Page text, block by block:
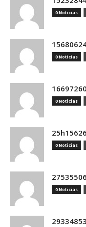
0 Noticias
0 Noticias
0 Noticias
0 Noticias
0 Noticias